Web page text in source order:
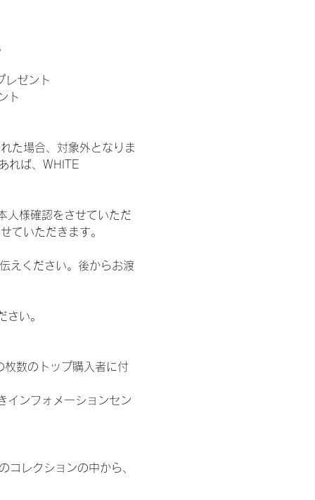
レゼント
ト
た場合、対象外となりま
れば、WHITE
人様確認をさせていただ
ていただきます。
えください。後からお渡
い。
数のトップ購入者に付
インフォメーションセン
レクションの中から、